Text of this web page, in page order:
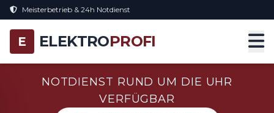
Meisterbetrieb & 24h Notdienst
E ELEKTROPROFI
NOTDIENST RUND UM DIE UHR
VERFÜGBAR